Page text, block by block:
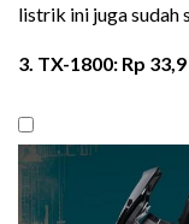
listrik ini juga sudah
3. TX-1800: Rp